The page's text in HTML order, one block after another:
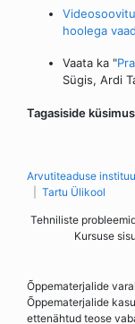
hoolega
Vaata ka "
Sügis, Ardi
Tagasiside
Arvutiteaduse
Tartu Ülikool
Tehniliste
Kursuse
Õppematerjalide
Õppematerjalide
ettenähtud teose